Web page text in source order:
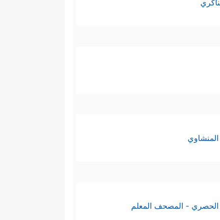
الحصري - المصحف المعلم